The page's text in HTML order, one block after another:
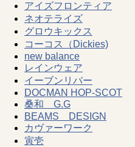
アイズフロンティア
ネオテライズ
グロウキックス
コーコス（Dickies)
new balance
レインウェア
イーブンリバー
DOCMAN HOP-SCOT
桑和 G.G
BEAMS DESIGN
カヴァーワーク
寅壱